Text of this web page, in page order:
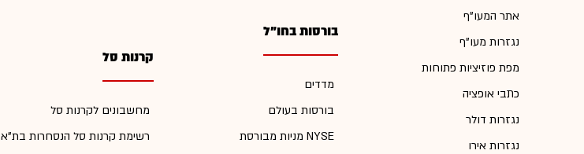
אתר המעו"ף
נגזרות מעו"ף
מפת פוזיציות פתוחות
כתבי אופציה
נגזרות דולר
נגזרות אירו
בורסות בחו"ל
מדדים
בורסות בעולם
מניות מבורסת NYSE
קרנות סל
מחשבונים לקרנות סל
רשימת קרנות סל הנסחרות בת"א